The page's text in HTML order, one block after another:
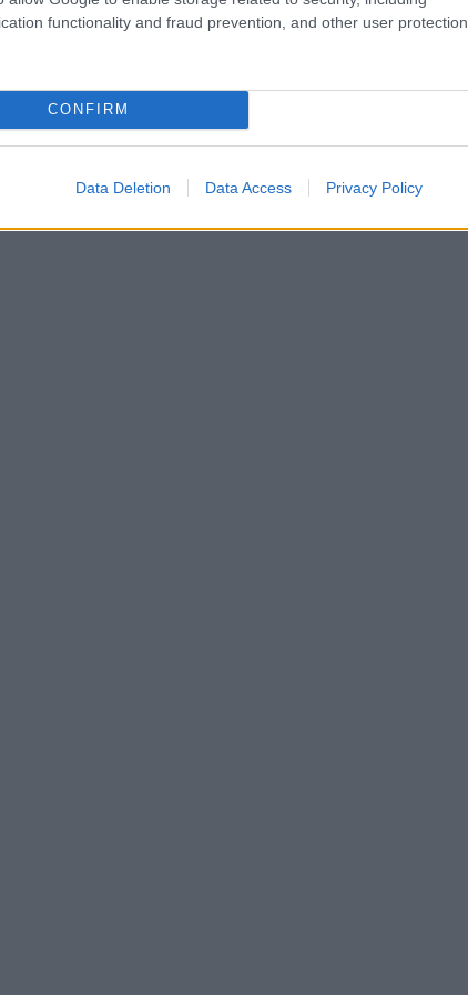
functionality and fraud prevention, and other user protection.
CONFIRM
Data Deletion Data Access Privacy Policy